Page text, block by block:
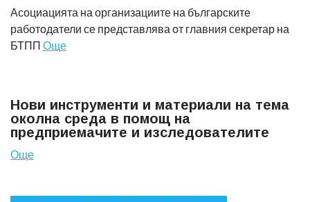
Асоциацията на организациите на българските
работодатели се представлява от главния секретар на
БТПП Още
Нови инструменти и материали на тема
околна среда в помощ на
предприемачите и изследователите
Още